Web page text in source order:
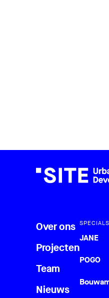
Over ons
Projecten
Team
Nieuws
SPECIALS
JANE
POGO